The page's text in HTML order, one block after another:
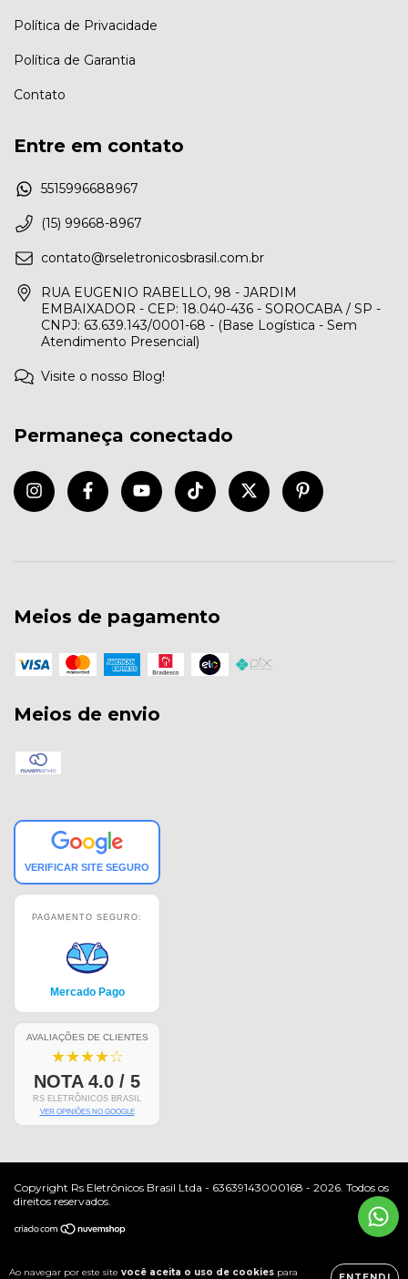
Ao navegar por este site você aceita o uso de cookies para
Política de Privacidade
Política de Garantia
Contato
Entre em contato
5515996688967
(15) 99668-8967
contato@rseletronicosbrasil.com.br
RUA EUGENIO RABELLO, 98 - JARDIM
EMBAIXADOR - CEP: 18.040-436 - SOROCABA / SP -
CNPJ: 63.639.143/0001-68 - (Base Logística - Sem
Atendimento Presencial)
Visite o nosso Blog!
Permaneça conectado
Meios de pagamento
Meios de envio
VERIFICAR SITE SEGURO
PAGAMENTO SEGURO:
Mercado Pago
AVALIAÇÕES DE CLIENTES
★★★★☆
NOTA 4.0 / 5
RS ELETRÔNICOS BRASIL
VER OPINIÕES NO GOOGLE
Copyright Rs Eletrônicos Brasil Ltda - 63639143000168 - 2026. Todos os
direitos reservados.